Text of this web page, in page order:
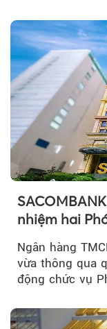
nhiệm hai
Ngân hàng
vừa thông qua
động chức vụ